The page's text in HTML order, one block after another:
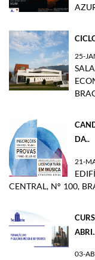
25-
DA..
21-
CENTRAL, Nº 100,
03-